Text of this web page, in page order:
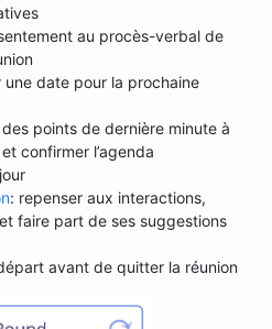
au procès-verbal de
une date pour la prochaine
des points de dernière minute à
confirmer l’agenda
: repenser aux interactions,
faire part de ses suggestions
avant de quitter la réunion